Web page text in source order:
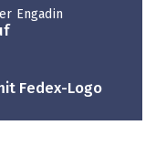
Engadin
Fedex-Logo